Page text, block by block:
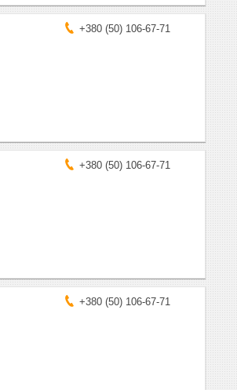
+380 (50) 106-67-71
+380 (50) 106-67-71
+380 (50) 106-67-71